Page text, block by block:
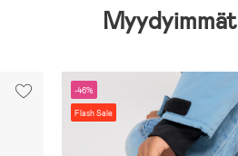
Myydyimmät
-46%
Flash Sale